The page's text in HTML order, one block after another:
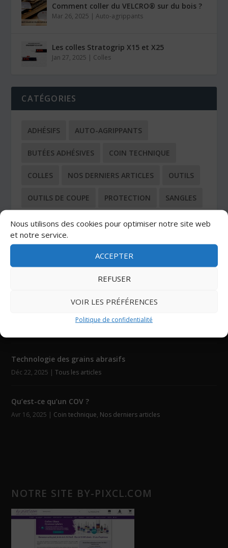
Nous utilisons des cookies pour optimiser notre site web
et notre service.
ACCEPTER
REFUSER
VOIR LES PRÉFÉRENCES
Politique de confidentialité
Comment coller du VELCRO® sur du bois ?
Mar 26, 2025 |Auto-agrippants
Les colles Stratogrip X15 et X25
Jan 27, 2025 | Colles
CATÉGORIES
ADHÉSIFS AUTO-AGRIPPANTS
BUTÉES ADHÉSIVES COIN TECHNIQUE
COLLES NOS DERNIERS ARTICLES OUTILS
OUTILS DE COUPE PROTECTION SANGLES
TOUS LES ARTICLES
DERNIERS ARTICLES
Découpe laser Velcro
Technologie des grains abrasifs
Déc 22, 2025 |Tous les articles
Qu’est-ce qu’un COV ?
Avr 16, 2025 | Coin technique, Nos derniers articles
NOTRE SITE BY-PIXCL.COM